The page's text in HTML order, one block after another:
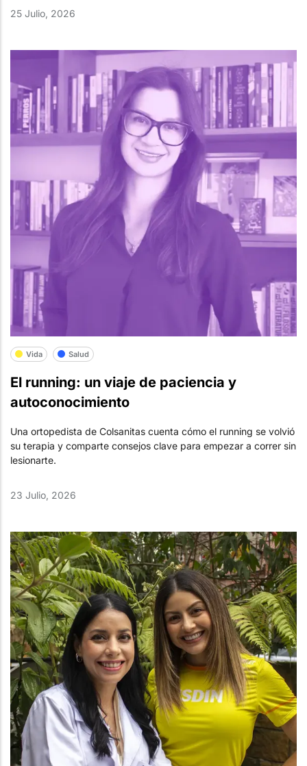
25 Julio, 2026
Vida Salud
El running: un viaje de paciencia y
autoconocimiento
Una ortopedista de Colsanitas cuenta cómo el running se volvió
su terapia y comparte consejos clave para empezar a correr sin
lesionarte.
23 Julio, 2026